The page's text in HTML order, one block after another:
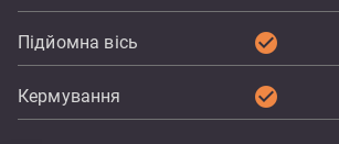
Підйомна вісь check_circle
Кермування check_circle